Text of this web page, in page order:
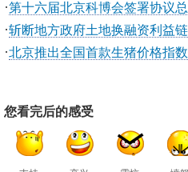
·第十六届北京科博会签署协议
·斩断地方政府土地换融资利益链
·北京推出全国首款生猪价格指
您看完后的感受